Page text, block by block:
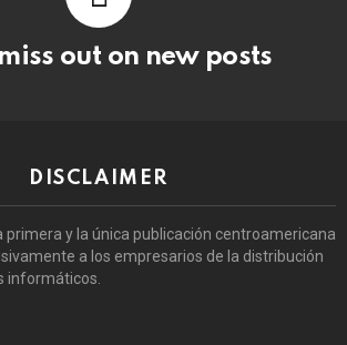
out on new posts
DISCLAIMER
primera y la única publicación centroamericana
a los empresarios de la distribución
informáticos.